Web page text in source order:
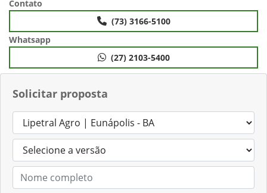
Solicitar proposta
Contato
(73) 3166-5100
Whatsapp
(27) 2103-5400